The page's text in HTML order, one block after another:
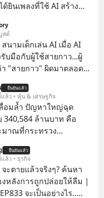
ยินเพลงที่ใช้ AI สร้าง
องชื่อว่า UNHEARD
นี้มียอดรับชมกว่า 26
สต์
นามเด็กเล่น AI เมื่อ AI
บมือกับผู้ใช้สายกาว...ผู้
า "สายกาว" ผิดมาตลอด
ยืนยันแล้ว
ล้ว • หุ้น & เศรษฐกิจ
อมล้ำ ปัญหาใหญ่ฉุด
340,584 ล้านบาท คือ
มาณที่กระทรวง
ปี 2568 ซึ่งมากที่สุดเป็น
ากกระทรวงการคลัง
ยืนยันแล้ว
ล้ว • ธุรกิจ
ะตายแล้วจริงๆ? ค้นหา
งหลังการถูกปล่อยให้ลืม |
จะเป็นอย่างไร..